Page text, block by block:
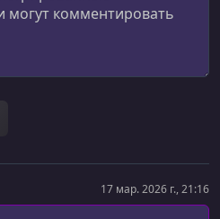
17 мар. 2026 г., 21:16